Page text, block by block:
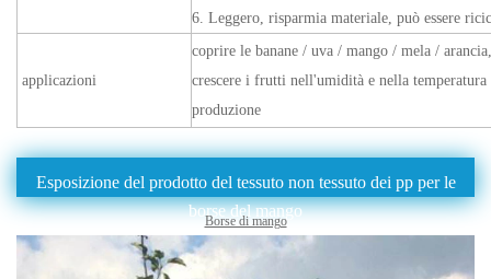
6. Leggero, risparmia materiale, può essere
applicazioni
coprire le banane / uva / mango / mela /
crescere i frutti nell'umidità e nella
produzione
Esposizione del prodotto del tessuto non tessuto dei pp per le
borse del mango
Borse di mango